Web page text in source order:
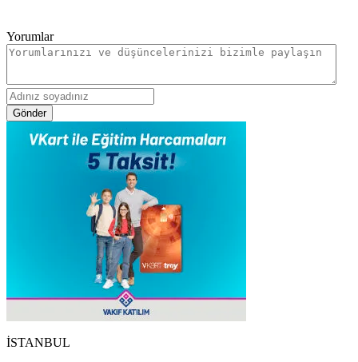
Yorumlar
Gönder
İSTANBUL